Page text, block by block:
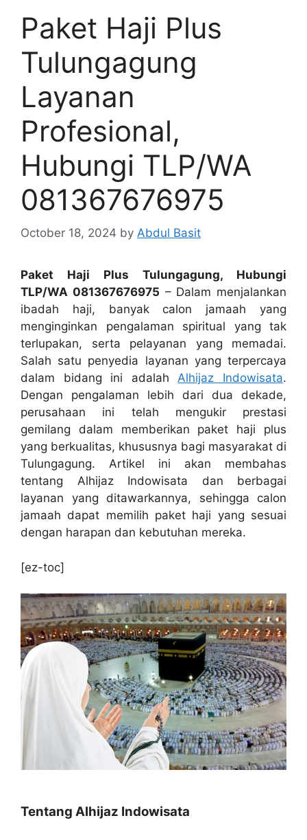
Paket Haji Plus
Tulungagung
Layanan
Profesional,
Hubungi TLP/WA
081367676975
October 18, 2024 by Abdul Basit
Paket Haji Plus Tulungagung, Hubungi
TLP/WA 081367676975 – Dalam menjalankan
ibadah haji, banyak calon jamaah yang
menginginkan pengalaman spiritual yang tak
terlupakan, serta pelayanan yang memadai.
Salah satu penyedia layanan yang terpercaya
dalam bidang ini adalahAlhijaz Indowisata.
Dengan pengalaman lebih dari dua dekade,
perusahaan ini telah mengukir prestasi
gemilang dalam memberikan paket haji plus
yang berkualitas, khususnya bagi masyarakat di
Tulungagung. Artikel ini akan membahas
tentang Alhijaz Indowisata dan berbagai
layanan yang ditawarkannya, sehingga calon
jamaah dapat memilih paket haji yang sesuai
dengan harapan dan kebutuhan mereka.
[ez-toc]
Tentang Alhijaz Indowisata